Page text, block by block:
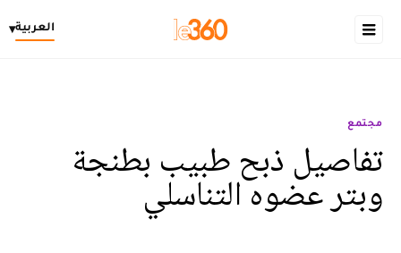
العربية▾
مجتمع
تفاصيل ذبح طبيب بطنجة
وبتر عضوه التناسلي